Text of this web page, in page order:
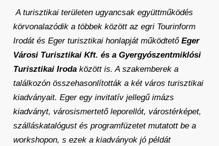
A turisztikai területen ugyancsak együttműködés
körvonalazódik a többek között az egri Tourinform
Irodát és Eger turisztikai honlapját működtető Eger
Városi Turisztikai Kft. és a Gyergyószentmiklósi
Turisztikai Irodaközött is. A szakemberek a
találkozón összehasonlították a két város turisztikai
kiadványait. Eger egy invitatív jellegű imázs
kiadványt, városismertető leporellót, várostérképet,
szálláskatalógust és programfüzetet mutatott be a
workshopon, s ezek a kiadványok jó példát